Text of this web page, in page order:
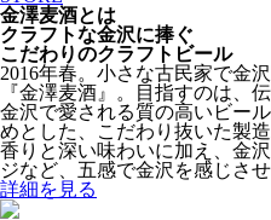
金澤麦酒とは
クラフトな金沢に捧ぐ
こだわりのクラフトビール
2016年春。小さな古民家で金
『金澤麦酒』。目指すのは、
金沢で愛される質の高いビー
めとした、こだわり抜いた製
香りと深い味わいに加え、金
ジなど、五感で金沢を感じさ
詳細を見る